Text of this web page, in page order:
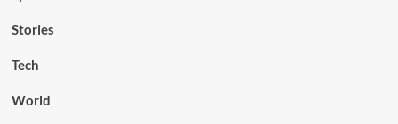
Stories
Tech
World